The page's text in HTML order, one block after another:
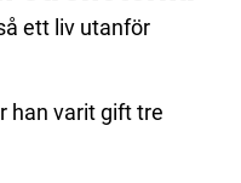
ett liv utanför
han varit gift tre